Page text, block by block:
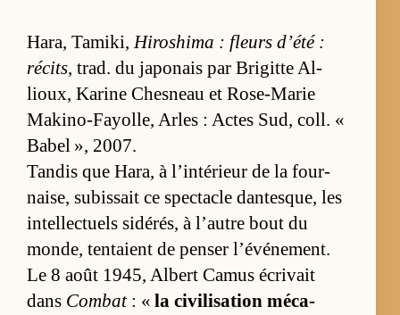
Ha­ra, Ta­mi­ki,Hi­ro­shima : fleurs d’été :
ré­cits, trad. du ja­po­nais par Bri­gitte Al­
lioux, Ka­rine Ches­neau et Rose-Ma­rie
Ma­ki­no-Fayol­le, Arles : Actes Sud, coll. «
Ba­bel », 2007.
Tan­dis que Ha­ra, à l’in­té­rieur de la four­
nai­se, su­bis­sait ce spec­tacle dan­tesque, les
in­tel­lec­tuels si­dé­rés, à l’autre bout du
mon­de, ten­taient de pen­ser l’évé­ne­ment.
Le 8 août 1945, Al­bert Ca­mus écri­vait
dans Combat: « la ci­vi­li­sa­tion mé­ca­